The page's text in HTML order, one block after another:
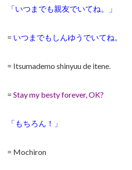
「いつまでも親友でいてね。」
= いつまでもしんゆうでいてね。
= Itsumademo shinyuu de itene.
= Stay my besty forever, OK?
「もちろん！」
= Mochiron